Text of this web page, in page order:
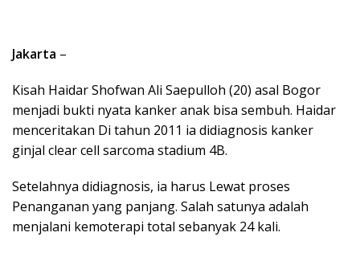
Jakarta –
Kisah Haidar Shofwan Ali Saepulloh (20) asal Bogor
menjadi bukti nyata kanker anak bisa sembuh. Haidar
menceritakan Di tahun 2011 ia didiagnosis kanker
ginjal clear cell sarcoma stadium 4B.
Setelahnya didiagnosis, ia harus Lewat proses
Penanganan yang panjang. Salah satunya adalah
menjalani kemoterapi total sebanyak 24 kali.